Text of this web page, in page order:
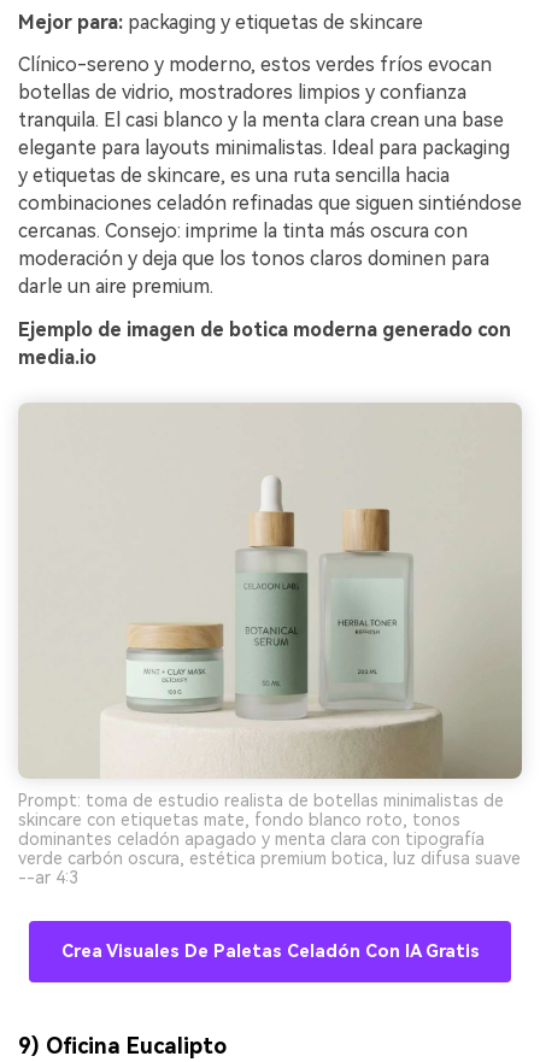
Mejor para: packaging y etiquetas de skincare
Clínico-sereno y moderno, estos verdes fríos evocan
botellas de vidrio, mostradores limpios y confianza
tranquila. El casi blanco y la menta clara crean una base
elegante para layouts minimalistas. Ideal para packaging
y etiquetas de skincare, es una ruta sencilla hacia
combinaciones celadón refinadas que siguen sintiéndose
cercanas. Consejo: imprime la tinta más oscura con
moderación y deja que los tonos claros dominen para
darle un aire premium.
Ejemplo de imagen de botica moderna generado con
media.io
Prompt: toma de estudio realista de botellas minimalistas de
skincare con etiquetas mate, fondo blanco roto, tonos
dominantes celadón apagado y menta clara con tipografía
verde carbón oscura, estética premium botica, luz difusa suave
--ar 4:3
Crea Visuales De Paletas Celadón Con IA Gratis
9) Oficina Eucalipto